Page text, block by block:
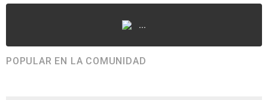
...
POPULAR EN LA COMUNIDAD